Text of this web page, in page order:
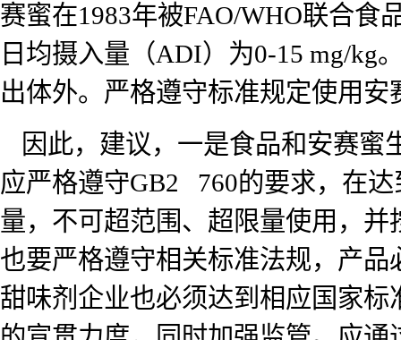
赛蜜在1983年被FAO/WHO联合食
日均摄入量（ADI）为0-15 mg/kg
出体外。严格遵守标准规定使用
因此，建议，一是食品和安赛
应严格遵守GB2 760的要求，在
量，不可超范围、超限量使用，
也要严格遵守相关标准法规，产
甜味剂企业也必须达到相应国家